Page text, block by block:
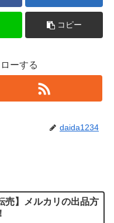
コピー
ーする
daida1234
売】メルカリの出品方